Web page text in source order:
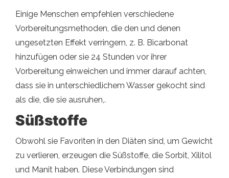
Einige Menschen empfehlen verschiedene
Vorbereitungsmethoden, die den und denen
ungesetzten Effekt verringern, z. B. Bicarbonat
hinzufügen oder sie 24 Stunden vor ihrer
Vorbereitung einweichen und immer darauf achten,
dass sie in unterschiedlichem Wasser gekocht sind
als die, die sie ausruhen,.
Süßstoffe
Obwohl sie Favoriten in den Diäten sind, um Gewicht
zu verlieren, erzeugen die Süßstoffe, die Sorbit, Xilitol
und Manit haben. Diese Verbindungen sind